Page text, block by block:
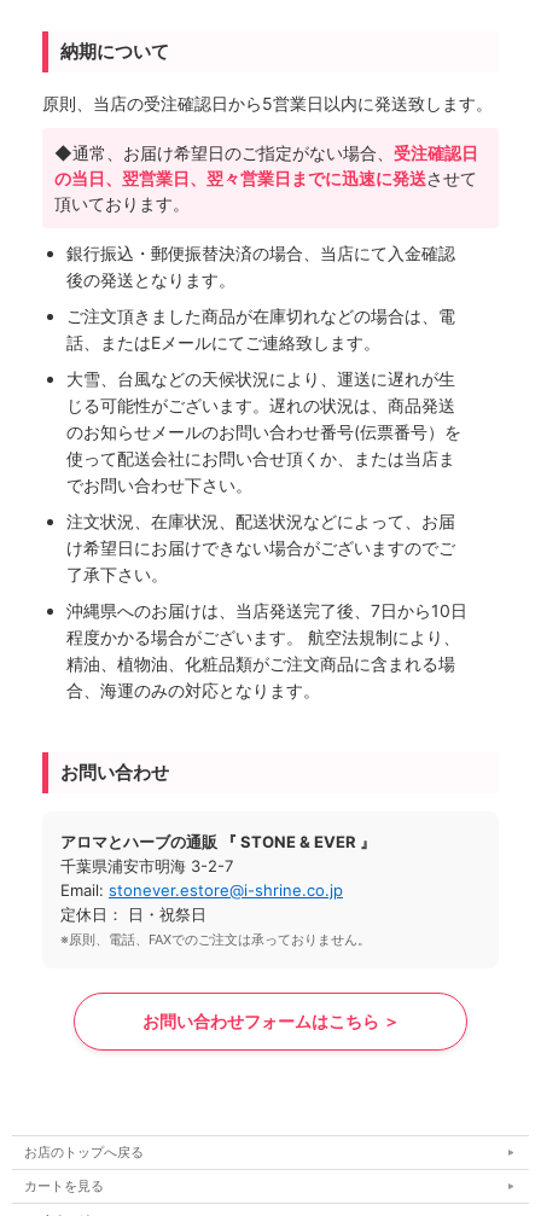
納期について
原則、当店の受注確認日から5営業日以内に発送致します。
◆通常、お届け希望日のご指定がない場合、 受注確認日
の当日、翌営業日、翌々営業日までに迅速に発送させて
頂いております。
銀行振込・郵便振替決済の場合、当店にて入金確認
後の発送となります。
ご注文頂きました商品が在庫切れなどの場合は、電
話、またはEメールにてご連絡致します。
大雪、台風などの天候状況により、運送に遅れが生
じる可能性がございます。遅れの状況は、商品発送
のお知らせメールのお問い合わせ番号(伝票番号）を
使って配送会社にお問い合せ頂くか、または当店ま
でお問い合わせ下さい。
注文状況、在庫状況、配送状況などによって、お届
け希望日にお届けできない場合がございますのでご
了承下さい。
沖縄県へのお届けは、当店発送完了後、7日から10日
程度かかる場合がございます。 航空法規制により、
精油、植物油、化粧品類がご注文商品に含まれる場
合、海運のみの対応となります。
お問い合わせ
アロマとハーブの通販 『 STONE & EVER 』
千葉県浦安市明海 3-2-7
Email: stonever.estore@i-shrine.co.jp
定休日： 日・祝祭日
※原則、電話、FAXでのご注文は承っておりません。
お問い合わせフォームはこちら ＞
お店のトップへ戻る
カートを見る